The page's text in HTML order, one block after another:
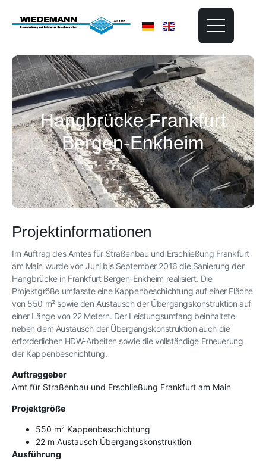
Hangbrücke Frankfurt
Bergen-Enkheim
Projektinformationen
Im Auftrag des Amtes für Straßenbau und Erschließung Frankfurt
am Main wurde von Juni bis September 2016 die Sanierung der
Hangbrücke in Frankfurt Bergen-Enkheim realisiert. Die
Projektgröße umfasste eine Kappenbeschichtung auf einer Fläche
von 550 m² sowie den Austausch der Übergangskonstruktion auf
einer Länge von 22 Metern. Der Leistungsumfang beinhaltete
neben dem Austausch der Übergangskonstruktion auch die
erforderlichen HDW-Arbeiten sowie die vollständige Erneuerung
der Kappenbeschichtung.
Auftraggeber
Amt für Straßenbau und Erschließung Frankfurt am Main
Projektgröße
550 m² Kappenbeschichtung
22 m Austausch Übergangskonstruktion
Ausführung